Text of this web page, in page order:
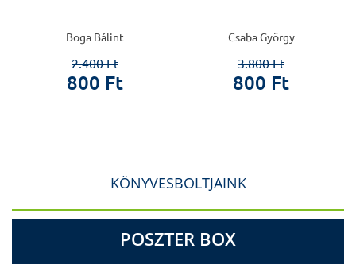
Boga Bálint
2.400 Ft
800 Ft
Csaba György
3.800 Ft
800 Ft
KÖNYVESBOLTJAINK
POSZTER BOX